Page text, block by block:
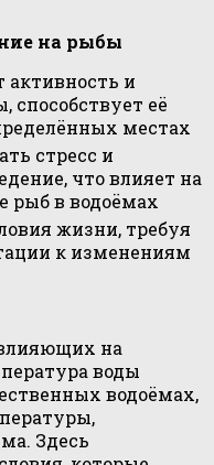
на рыбы
активность и
способствует её
местах
стресс и
что влияет на
рыб в водоёмах
жизни, требуя
к изменениям
на
воды
водоёмах,
Здесь